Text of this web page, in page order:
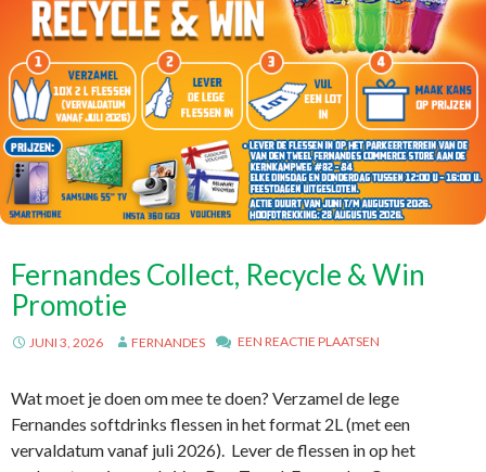
Fernandes Collect, Recycle & Win
Promotie
JUNI 3, 2026 FERNANDES EEN REACTIE PLAATSEN
Wat moet je doen om mee te doen? Verzamel de lege
Fernandes softdrinks flessen in het format 2L (met een
vervaldatum vanaf juli 2026). Lever de flessen in op het